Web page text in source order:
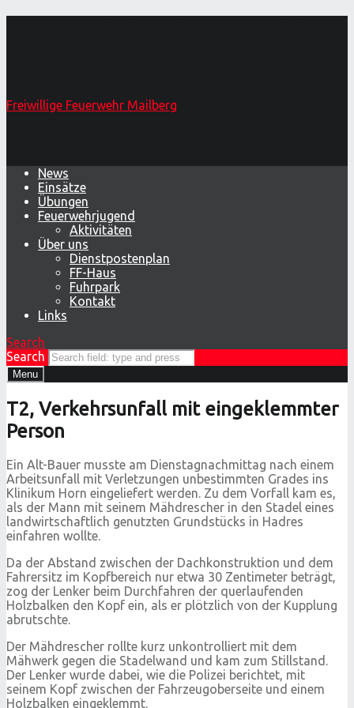
Freiwillige Feuerwehr Mailberg
News
Einsätze
Übungen
Feuerwehrjugend
Aktivitäten
Über uns
Dienstpostenplan
FF-Haus
Fuhrpark
Kontakt
Links
Search
Search
Menu
T2, Verkehrsunfall mit eingeklemmter
Person
Ein Alt-Bauer musste am Dienstagnachmittag nach einem
Arbeitsunfall mit Verletzungen unbestimmten Grades ins
Klinikum Horn eingeliefert werden. Zu dem Vorfall kam es,
als der Mann mit seinem Mähdrescher in den Stadel eines
landwirtschaftlich genutzten Grundstücks in Hadres
einfahren wollte.
Da der Abstand zwischen der Dachkonstruktion und dem
Fahrersitz im Kopfbereich nur etwa 30 Zentimeter beträgt,
zog der Lenker beim Durchfahren der querlaufenden
Holzbalken den Kopf ein, als er plötzlich von der Kupplung
abrutschte.
Der Mähdrescher rollte kurz unkontrolliert mit dem
Mähwerk gegen die Stadelwand und kam zum Stillstand.
Der Lenker wurde dabei, wie die Polizei berichtet, mit
seinem Kopf zwischen der Fahrzeugoberseite und einem
Holzbalken eingeklemmt.